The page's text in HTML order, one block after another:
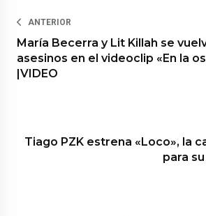
ANTERIOR
María Becerra y Lit Killah se
asesinos en el videoclip «En la
|VIDEO
Tiago PZK estrena «Loco», la
para